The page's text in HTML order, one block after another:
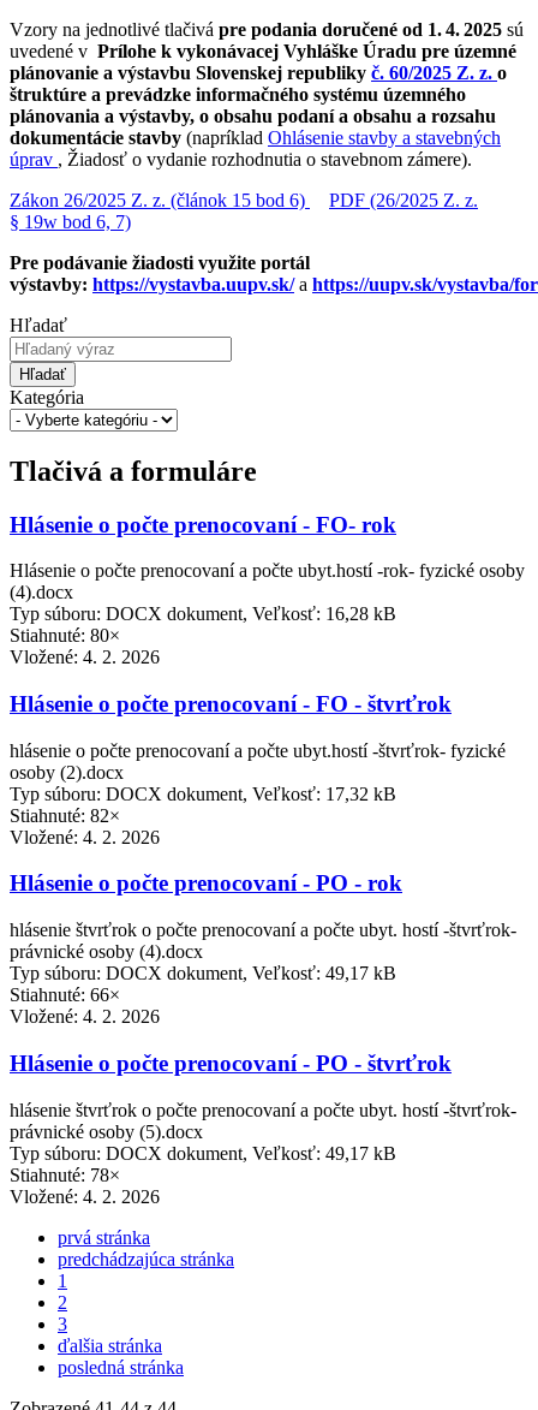
Vzory na jednotlivé tlačivá pre podania doručené od 1. 4. 2025 sú
uvedené v Prílohe k vykonávacej Vyhláške Úradu pre územné
plánovanie a výstavbu Slovenskej republiky č. 60/2025 Z. z. o
štruktúre a prevádzke informačného systému územného
plánovania a výstavby, o obsahu podaní a obsahu a rozsahu
dokumentácie stavby (napríklad Ohlásenie stavby a stavebných
úprav , Žiadosť o vydanie rozhodnutia o stavebnom zámere).
Zákon 26/2025 Z. z. (článok 15 bod 6)
PDF (26/2025 Z. z.
§ 19w bod 6, 7)
Pre podávanie žiadosti využite portál
výstavby: https://vystavba.uupv.sk/a https://uupv.sk/vystavba/
Hľadať
Hľadať
Kategória
Tlačivá a formuláre
Hlásenie o počte prenocovaní - FO- rok
Hlásenie o počte prenocovaní a počte ubyt.hostí -rok- fyzické osoby
(4).docx
Typ súboru: DOCX dokument, Veľkosť: 16,28 kB
Stiahnuté: 80×
Vložené: 4. 2. 2026
Hlásenie o počte prenocovaní - FO - štvrťrok
hlásenie o počte prenocovaní a počte ubyt.hostí -štvrťrok- fyzické
osoby (2).docx
Typ súboru: DOCX dokument, Veľkosť: 17,32 kB
Stiahnuté: 82×
Vložené: 4. 2. 2026
Hlásenie o počte prenocovaní - PO - rok
hlásenie štvrťrok o počte prenocovaní a počte ubyt. hostí -štvrťrok-
právnické osoby (4).docx
Typ súboru: DOCX dokument, Veľkosť: 49,17 kB
Stiahnuté: 66×
Vložené: 4. 2. 2026
Hlásenie o počte prenocovaní - PO - štvrťrok
hlásenie štvrťrok o počte prenocovaní a počte ubyt. hostí -štvrťrok-
právnické osoby (5).docx
Typ súboru: DOCX dokument, Veľkosť: 49,17 kB
Stiahnuté: 78×
Vložené: 4. 2. 2026
prvá stránka
predchádzajúca stránka
1
2
3
ďalšia stránka
posledná stránka